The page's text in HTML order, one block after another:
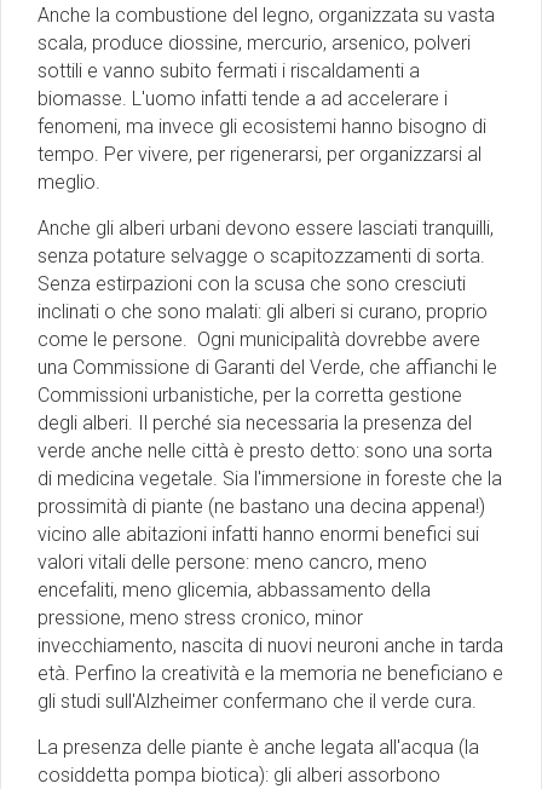
Anche la combustione del legno, organizzata su vasta
scala, produce diossine, mercurio, arsenico, polveri
sottili e vanno subito fermati i riscaldamenti a
biomasse. L'uomo infatti tende a ad accelerare i
fenomeni, ma invece gli ecosistemi hanno bisogno di
tempo. Per vivere, per rigenerarsi, per organizzarsi al
meglio.
Anche gli alberi urbani devono essere lasciati tranquilli,
senza potature selvagge o scapitozzamenti di sorta.
Senza estirpazioni con la scusa che sono cresciuti
inclinati o che sono malati: gli alberi si curano, proprio
come le persone. Ogni municipalità dovrebbe avere
una Commissione di Garanti del Verde, che affianchi le
Commissioni urbanistiche, per la corretta gestione
degli alberi. Il perché sia necessaria la presenza del
verde anche nelle città è presto detto: sono una sorta
di medicina vegetale. Sia l'immersione in foreste che la
prossimità di piante (ne bastano una decina appena!)
vicino alle abitazioni infatti hanno enormi benefici sui
valori vitali delle persone: meno cancro, meno
encefaliti, meno glicemia, abbassamento della
pressione, meno stress cronico, minor
invecchiamento, nascita di nuovi neuroni anche in tarda
età. Perfino la creatività e la memoria ne beneficiano e
gli studi sull'Alzheimer confermano che il verde cura.
La presenza delle piante è anche legata all'acqua (la
cosiddetta pompa biotica): gli alberi assorbono